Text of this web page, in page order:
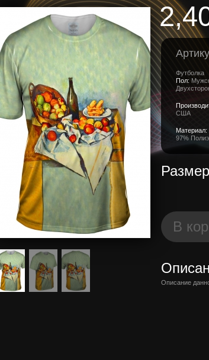
Футболка
Пол:
США
Материал:
97%
Размер
В
Описание